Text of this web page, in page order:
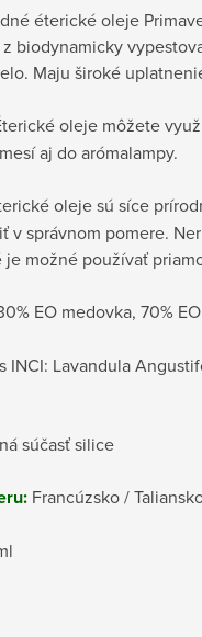
éterické oleje
biodynamicky
Maju široké
oleje môžete
aj do arómalampy.
oleje sú síce
v správnom pomere.
je možné používať
EO medovka, 70%
INCI: Lavandula
súčasť silice
Francúzsko /